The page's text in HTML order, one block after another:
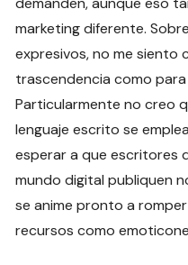
marketing diferente.
expresivos, no me siento
trascendencia como
Particularmente no creo
lenguaje escrito se
esperar a que escritores
mundo digital publiquen
se anime pronto a
recursos como